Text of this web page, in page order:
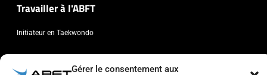
Gérer le consentement aux
Travailler à l'ABFT
Initiateur en Taekwondo